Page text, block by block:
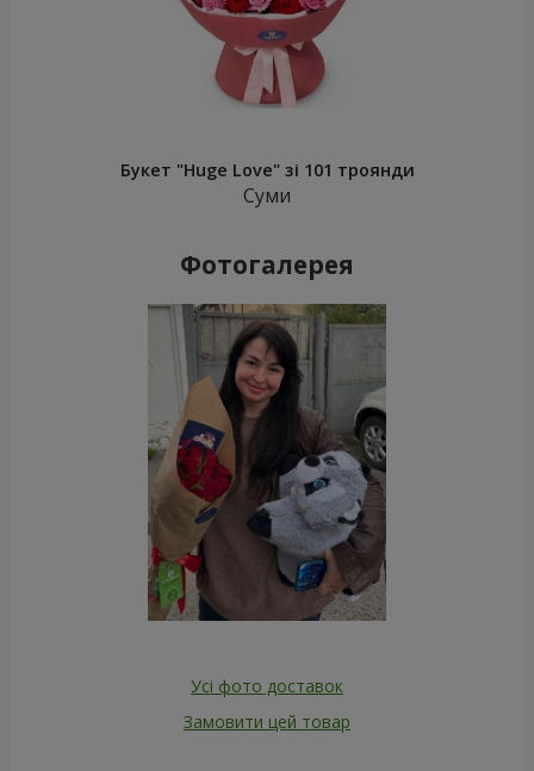
Букет "Huge Love" зі 101 троянди
Суми
Фотогалерея
Усі фото доставок
Замовити цей товар